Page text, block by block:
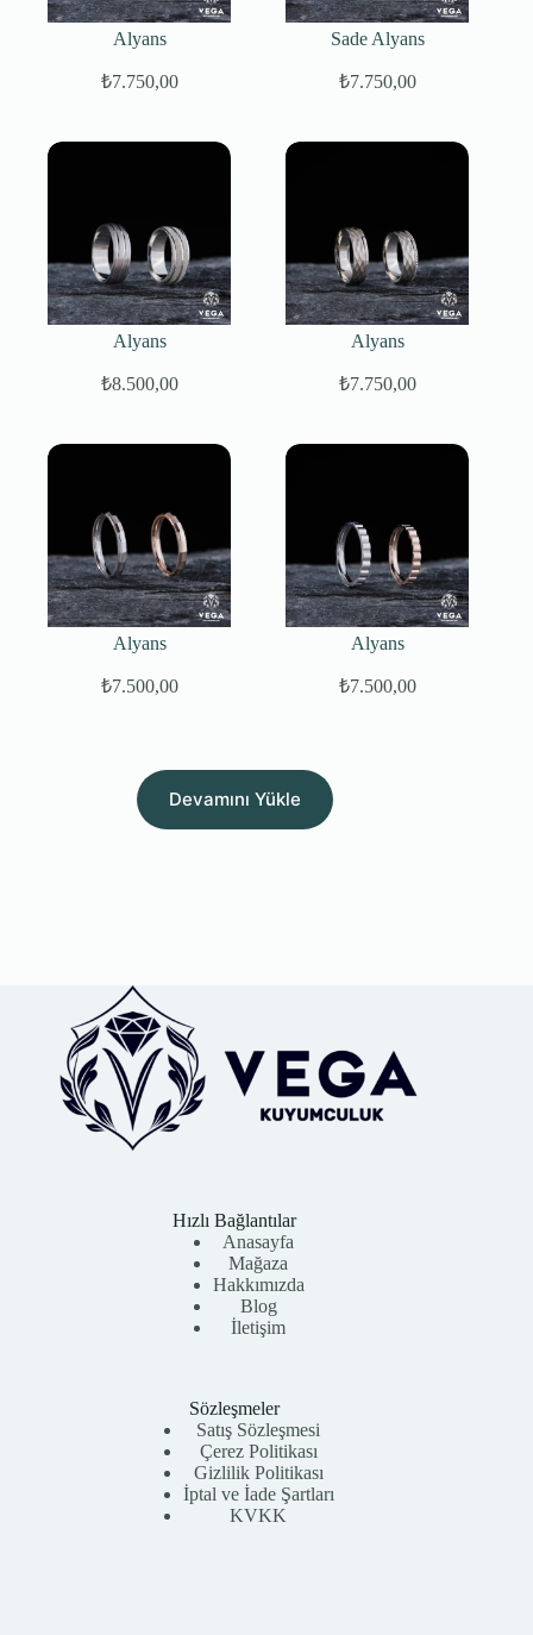
Alyans
₺7.750,00
Sade Alyans
₺7.750,00
Alyans
₺8.500,00
Alyans
₺7.750,00
Alyans
₺7.500,00
Alyans
₺7.500,00
Devamını Yükle
Hızlı Bağlantılar
Anasayfa
Mağaza
Hakkımızda
Blog
İletişim
Sözleşmeler
Satış Sözleşmesi
Çerez Politikası
Gizlilik Politikası
İptal ve İade Şartları
KVKK